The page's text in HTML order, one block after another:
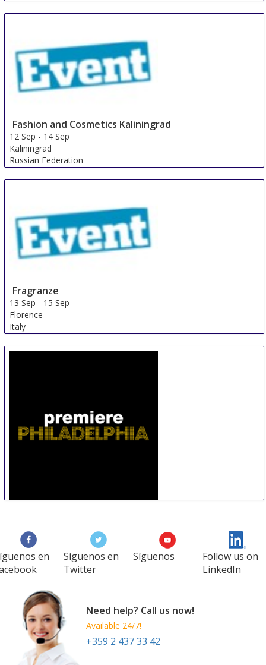
Fashion and Cosmetics Kaliningrad
12 Sep - 14 Sep
Kaliningrad
Russian Federation
Fragranze
13 Sep - 15 Sep
Florence
Italy
Philadelphia
United States
en
Síguenos en
Twitter
Síguenos
Follow us on
LinkedIn
Need help? Call us now!
Available 24/7!
+359 2 437 33 42